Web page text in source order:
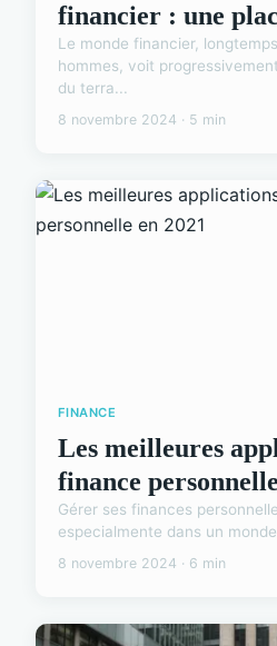
financier : une
Le monde financier,
hommes, voit
du terra...
8 novembre 2024 · 5 min
FINANCE
Les meilleures
finance
Gérer ses finances
especialmente dans un
8 novembre 2024 · 6 min